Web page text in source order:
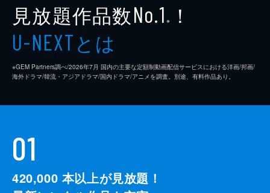
見放題作品数No.1 ※ ！
U-NEXTとは
※GEM Partners調べ/2026年7⽉ 国内の主要な定額制動画配信サービスにおける洋画/邦画/
海外ドラマ/韓流・アジアドラマ/国内ドラマ/アニメを調査。別途、有料作品あり。
01
420,000 本以上が見放題！